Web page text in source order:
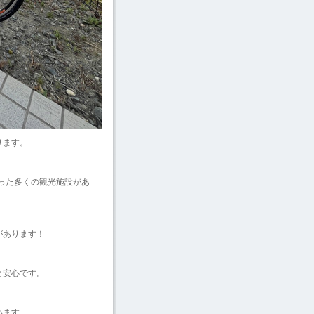
す。
た多くの観光施設があ
ります！
心です。